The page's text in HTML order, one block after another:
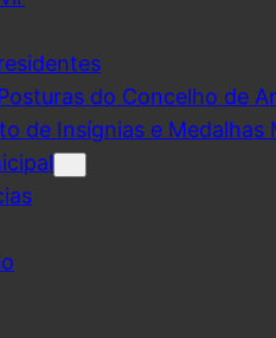
do Concelho de
de Insígnias e